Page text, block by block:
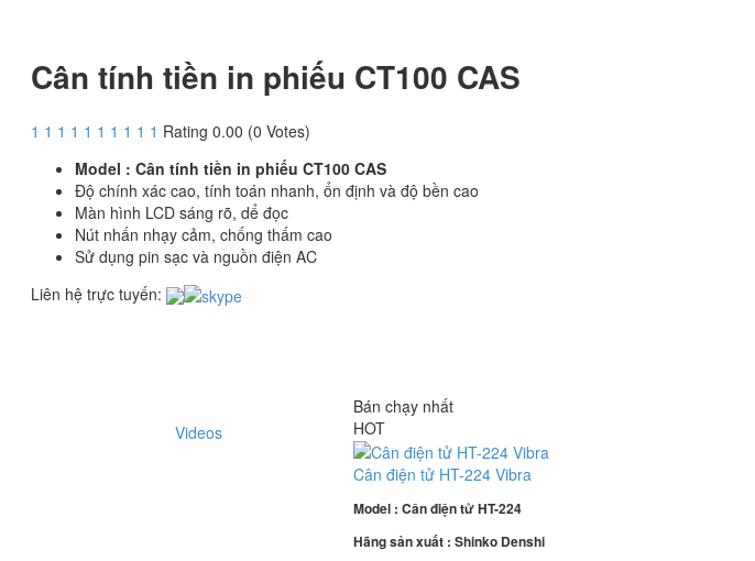
Cân tính tiền in phiếu CT100 CAS
1 1 1 1 1 1 1 1 1 1 Rating 0.00 (0 Votes)
Model : Cân tính tiền in phiếu CT100 CAS
Độ chính xác cao, tính toán nhanh, ổn định và độ bền cao
Màn hình LCD sáng rõ, dể đọc
Nút nhấn nhạy cảm, chống thấm cao
Sử dụng pin sạc và nguồn điện AC
Liên hệ trực tuyến:
Videos
Bán chạy nhất
HOT
Cân điện tử HT-224 Vibra
Model : Cân điện tử HT-224
Hãng sản xuất : Shinko Denshi